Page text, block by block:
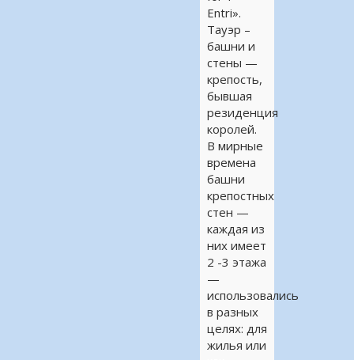
Entri».
Тауэр –
башни и
стены —
крепость,
бывшая
резиденция
королей.
В мирные
времена
башни
крепостных
стен —
каждая из
них имеет
2 -3 этажа
—
использовались
в разных
целях: для
жилья или